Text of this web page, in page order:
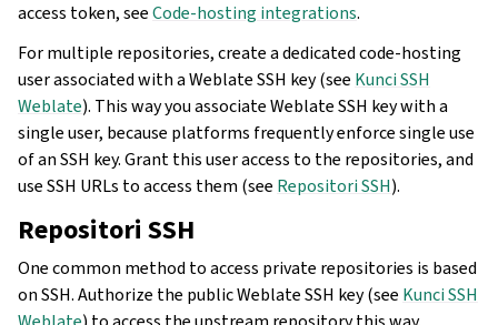
access token, seeCode-hosting integrations.
For multiple repositories, create a dedicated code-hosting
user associated with a Weblate SSH key (see Kunci SSH
Weblate). This way you associate Weblate SSH key with a
single user, because platforms frequently enforce single use
of an SSH key. Grant this user access to the repositories, and
use SSH URLs to access them (see Repositori SSH).
Repositori SSH
One common method to access private repositories is based
on SSH. Authorize the public Weblate SSH key (see Kunci SSH